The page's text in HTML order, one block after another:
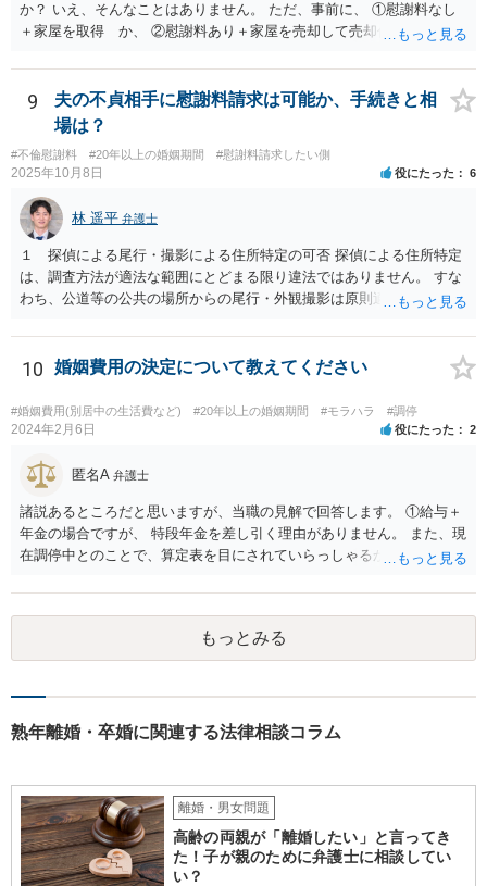
か？ いえ、そんなことはありません。 ただ、事前に、 ①慰謝料なし
＋家屋を取得 か、 ②慰謝料あり＋家屋を売却して売却代金を分ける
なら、慰謝料代わりに不動産全部もらう、はありだと思います。 ＞婚
姻費用は慰謝料とは別だと思うのですが 主人は世間の相場は200万や
とどうなんでしょうか？アドバイスお願いいたします。 婚姻費用につ
いては、おっしゃる通り別です。 なので、ご主人の主張通り慰謝料を
２００万円と考えるにしても、 婚姻費用＋慰謝料２００万円、が正し
いです。 その上で、このまま離婚に応じない場合、婚姻費用が月４万
円なら、５年と少し婚姻費用を貰い続ければ 婚姻費用だけでも２００
万円になりますので、早めに近所の弁護士に相談に行って対応につい
てアドバイスを受けてみましょう。
9
夫の不貞相手に慰謝料請求は可能か、手続きと相
場は？
#不倫慰謝料 #20年以上の婚姻期間 #慰謝料請求したい側
2025年10月8日 役にたった 6
林 遥平 弁護士
１ 探偵による尾行・撮影による住所特定の可否 探偵による住所特定
は、調査方法が適法な範囲にとどまる限り違法ではありません。 すな
わち、公道等の公共の場所からの尾行・外観撮影は原則適法であり、
への侵害行為は違法の可能性があります。したがって、夫が相手女性
と会う約束を取り付け、探偵が公道上から尾行・撮影して住所を割り
婚者であった場合の夫への慰謝料請求の可能性 相手女性が既婚である
場合、その配偶者は、夫と相手女性の双方に対して不貞行為に基づく
の事情があれば、過失の有無や慰謝料額に影響します。 ・相手女性が
的理由がある もっとも、相手女性が既婚であることを容易に確認でき
たにもかかわらず漫然と関係を続けた場合は、夫の過失が認められ、
慰謝料（50～150万円程度？）が発生し得ます。
10 婚姻費用の決定について教えてください
#婚姻費用(別居中の生活費など) #20年以上の婚姻期間 #モラハラ #調停
2024年2月6日 役にたった 2
匿名A 弁護士
諸説あるところだと思いますが、当職の見解で回答します。 ①給与＋
年金の場合ですが、 特段年金を差し引く理由がありません。 また、現
在調停中とのことで、算定表を目にされていらっしゃるかと思いま
与の場合、就労するために必要だとされる経費を控除しています。 年
金の場合は、この控除をする必要がありませんので、 詳しい計算式は
割愛しますが、 単純な足し算をした部分の表よりも多い金額が妥当と
いうことになります。 ②婚姻費用は相当額の半分10万円しか出さない
ば審判となりますが、 相手方の根拠のない主張に沿ったものになると
もっとみる
熟年離婚・卒婚に関連する法律相談コラム
離婚・男女問題
高齢の両親が「離婚したい」と言ってき
た！子が親のために弁護士に相談してい
い？